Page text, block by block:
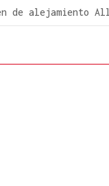
de alejamiento